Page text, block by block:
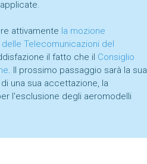
attivamente la mozione
Telecomunicazioni del
il fatto che il Consiglio
. Il prossimo passaggio sarà la sua
una sua accettazione, la
l'esclusione degli aeromodelli